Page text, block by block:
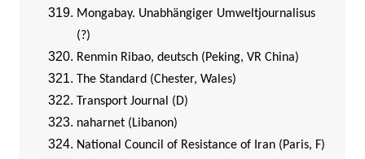
Mongabay. Unabhängiger Umweltjournalisus
(?)
Renmin Ribao, deutsch (Peking, VR China)
The Standard (Chester, Wales)
Transport Journal (D)
naharnet (Libanon)
National Council of Resistance of Iran (Paris, F)